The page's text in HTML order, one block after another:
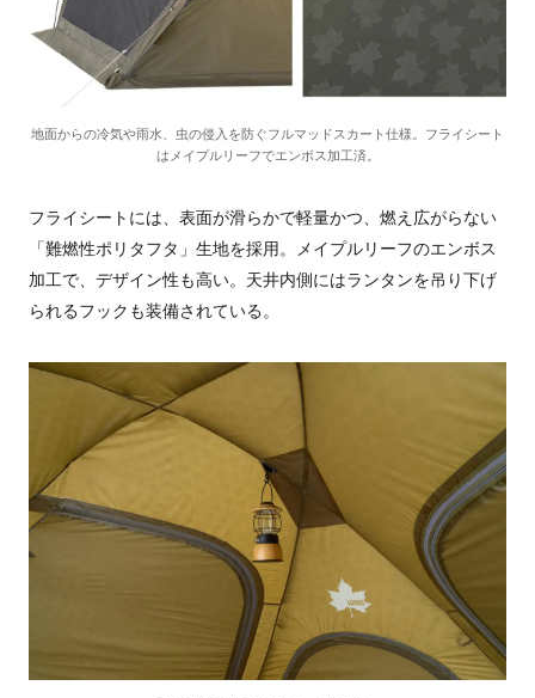
地面からの冷気や雨水、虫の侵入を防ぐフルマッドスカート仕様。フライシート
はメイプルリーフでエンボス加工済。
フライシートには、表面が滑らかで軽量かつ、燃え広がらない
「難燃性ポリタフタ」生地を採用。メイプルリーフのエンボス
加工で、デザイン性も高い。天井内側にはランタンを吊り下げ
られるフックも装備されている。